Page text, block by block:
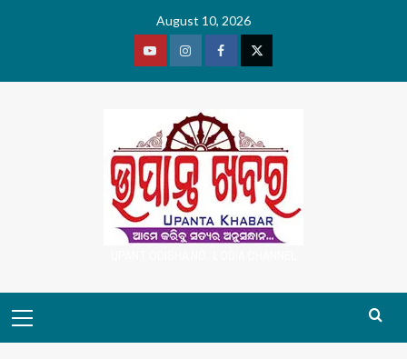
August 10, 2026
YoutubeVimeoFacebookTwitter
Menu